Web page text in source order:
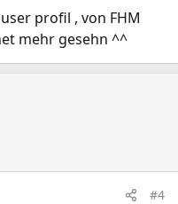
profil , von FHM
mehr gesehn ^^
#4